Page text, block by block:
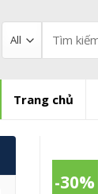
kiếm:
Trang chủ
-30%